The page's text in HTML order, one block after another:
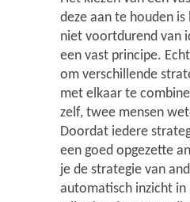
deze aan te houden
niet voortdurend van
een vast principe.
om verschillende
met elkaar te
zelf, twee mensen
Doordat iedere
een goed opgezette
je de strategie van
automatisch inzicht in